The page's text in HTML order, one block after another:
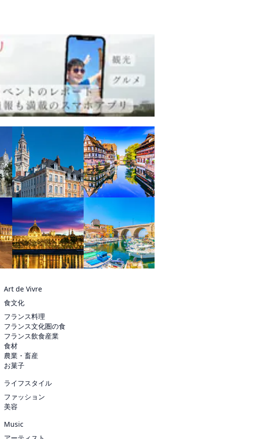
Art de Vivre
食文化
フランス料理
フランス文化圏の食
フランス飲食産業
食材
農業・畜産
お菓子
ライフスタイル
ファッション
美容
Music